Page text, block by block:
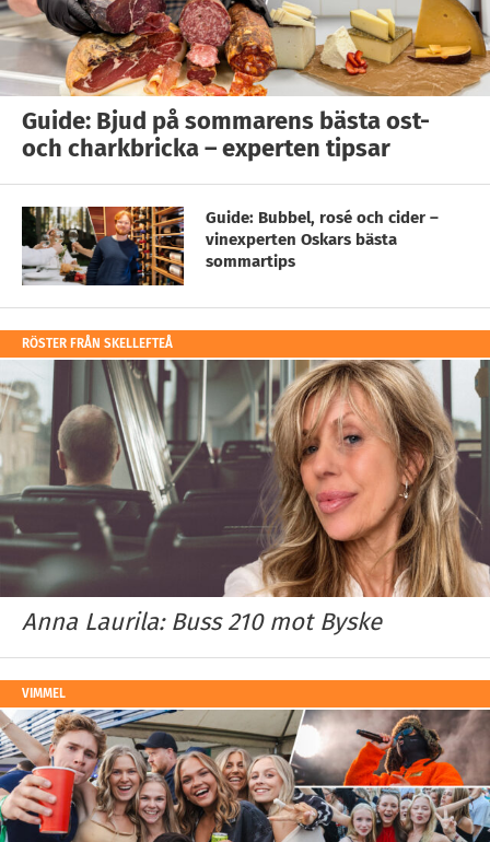
Guide: Bjud på sommarens bästa ost-
och charkbricka – experten tipsar
Guide: Bubbel, rosé och cider –
vinexperten Oskars bästa
sommartips
RÖSTER FRÅN SKELLEFTEÅ
Anna Laurila: Buss 210 mot Byske
VIMMEL